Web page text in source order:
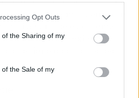
Opt Outs
the Sharing of my
the Sale of my
ver cómo suena este
en las listas de éxitos del
lo que tiene todos los boletos